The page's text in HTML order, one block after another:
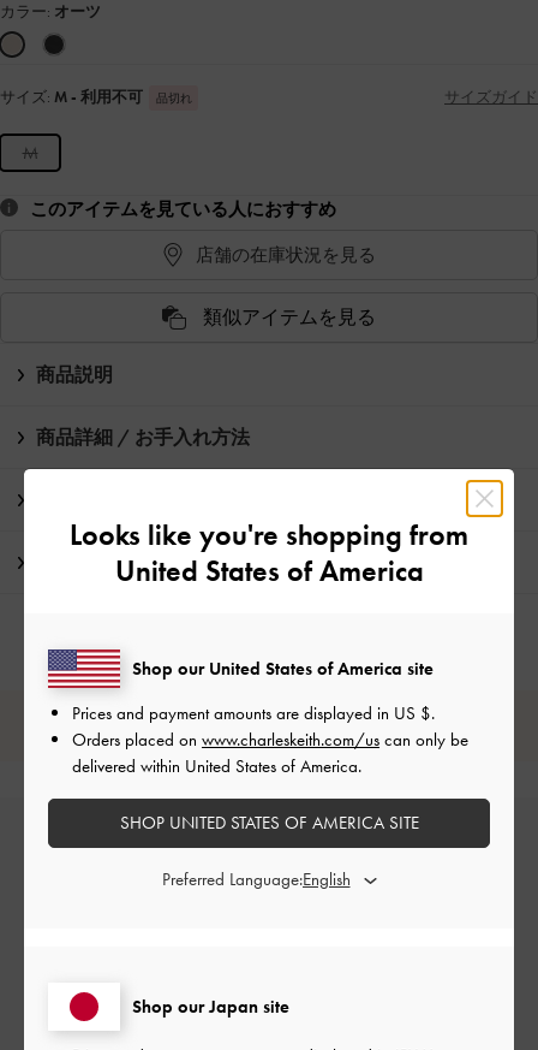
カラー: オーツ
サイズ: M - 利用不可 品切れ サイズガイド
M
このアイテムを見ている人におすすめ
店舗の在庫状況を見る
類似アイテムを見る
商品説明
商品詳細 / お手入れ方法
配送 & 返品
レビューは購入した方のみ投稿ができます。
カスタマーレビュー
Looks like you're shopping from
United States of America
Shop our Japan site
Shop our United States of America site
Prices and payment amounts are displayed in US $.
Orders placed on www.charleskeith.com/us can only be
delivered within United States of America.
SHOP UNITED STATES OF AMERICA SITE
Preferred Language: